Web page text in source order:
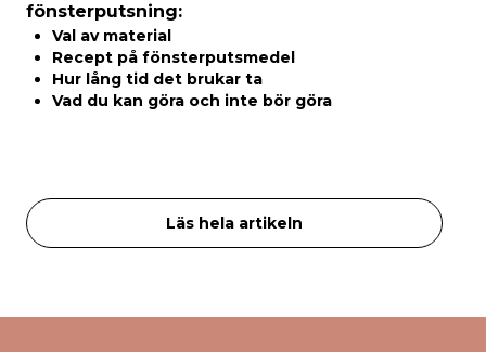
fönsterputsning:
Val av material
Recept på fönsterputsmedel
Hur lång tid det brukar ta
Vad du kan göra och inte bör göra
Läs hela artikeln